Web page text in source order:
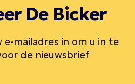
De Bicker
e-mailadres in om u in te
de nieuwsbrief